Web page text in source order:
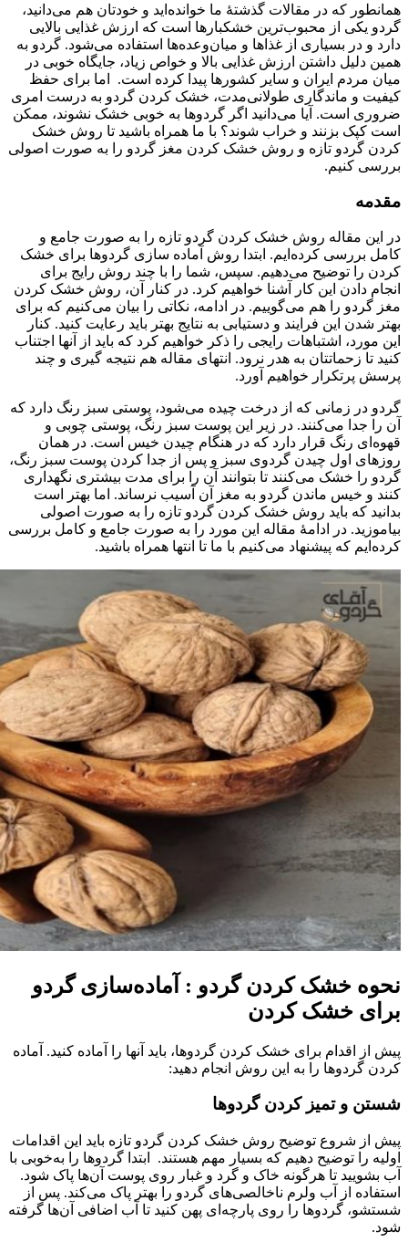
همانطور که در مقالات گذشتۀ ما خوانده‌اید و خودتان هم می‌دانید،
گردو یکی از محبوب‌ترین خشکبارها است که ارزش غذایی بالایی
دارد و در بسیاری از غذاها و میان‌وعده‌ها استفاده می‌شود. گردو به
همین دلیل داشتن ارزش غذایی بالا و خواص زیاد، جایگاه خوبی در
میان مردم ایران و سایر کشورها پیدا کرده است. اما برای حفظ
کیفیت و ماندگاری طولانی‌مدت، خشک کردن گردو به درست امری
ضروری است. آیا می‌دانید اگر گردوها به خوبی خشک نشوند، ممکن
است کپک بزنند و خراب شوند؟ با ما همراه باشید تا روش خشک
کردن گردو تازه و روش خشک کردن مغز گردو را به صورت اصولی
بررسی کنیم.
مقدمه
در این مقاله روش خشک کردن گردو تازه را به صورت جامع و
کامل بررسی کرده‌ایم. ابتدا روش آماده سازی گردوها برای خشک
کردن را توضیح می‌دهیم. سپس، شما را با چند روش رایج برای
انجام دادن این کار آشنا خواهیم کرد. در کنار آن، روش خشک کردن
مغز گردو را هم می‌گوییم. در ادامه، نکاتی را بیان می‌کنیم که برای
بهتر شدن این فرایند و دستیابی به نتایج بهتر باید رعایت کنید. کنار
این مورد، اشتباهات رایجی را ذکر خواهیم کرد که باید از آنها اجتناب
کنید تا زحماتتان به هدر نرود. انتهای مقاله هم نتیجه گیری و چند
پرسش پرتکرار خواهیم آورد.
گردو در زمانی که از درخت چیده می‌شود، پوستی سبز رنگ دارد که
آن را جدا می‌کنند. در زیر این پوست سبز رنگ، پوستی چوبی و
قهوه‌ای رنگ قرار دارد که در هنگام چیدن خیس است. در همان
روزهای اول چیدن گردوی سبز و پس از جدا کردن پوست سبز رنگ،
گردو را خشک می‌کنند تا بتوانند آن را برای مدت بیشتری نگهداری
کنند و خیس ماندن گردو به مغز آن آسیب نرساند. اما بهتر است
بدانید که باید روش خشک کردن گردو تازه را به صورت اصولی
بیاموزید. در ادامۀ مقاله این مورد را به صورت جامع و کامل بررسی
کرده‌ایم که پیشنهاد می‌کنیم با ما تا انتها همراه باشید.
نحوه خشک کردن گردو : آماده‌سازی گردو
برای خشک کردن
پیش از اقدام برای خشک کردن گردوها، باید آنها را آماده کنید. آماده
کردن گردوها را به این روش انجام دهید:
شستن و تمیز کردن گردوها
پیش از شروع توضیح روش خشک کردن گردو تازه باید این اقدامات
اولیه را توضیح دهیم که بسیار مهم هستند. ابتدا گردوها را به‌خوبی با
آب بشویید تا هرگونه خاک و گرد و غبار روی پوست آن‌ها پاک شود.
استفاده از آب ولرم ناخالصی‌های گردو را بهتر پاک می‌کند. پس از
شستشو، گردوها را روی پارچه‌ای پهن کنید تا آب اضافی آن‌ها گرفته
شود.